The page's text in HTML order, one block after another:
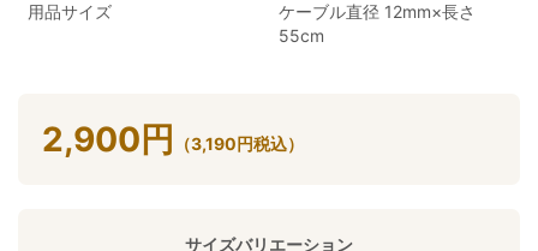
用品サイズ
ケーブル直径 12mm×長さ
55cm
2,900 円 （3,190円税込）
サイズバリエーション